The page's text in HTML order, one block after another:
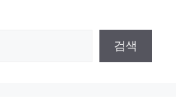
검색